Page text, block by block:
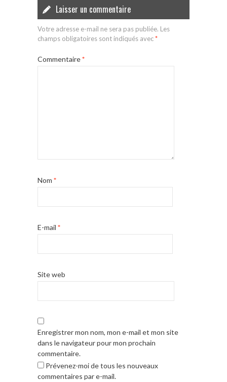
Laisser un commentaire
Votre adresse e-mail ne sera pas publiée. Les
champs obligatoires sont indiqués avec*
Commentaire*
Nom *
E-mail *
Site web
Enregistrer mon nom, mon e-mail et mon site
dans le navigateur pour mon prochain
commentaire.
Prévenez-moi de tous les nouveaux
commentaires par e-mail.